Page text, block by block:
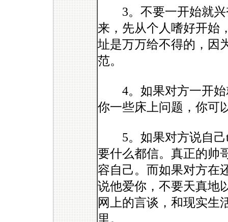
3。不要一开始就兴
来，先从个人嗜好开始
址是万万给不得的，因
范。
4。如果对方一开始
你一些床上问题，你可
5。如果对方说自己
要什么都信。真正的帅
容自己。而如果对方在
说他爱你，不要天真地
网上的言谈，和现实生
里。